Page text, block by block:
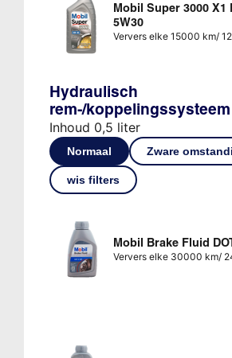
Mobil Super 3000 X1
5W30
Ververs elke 15000 km/
Hydraulisch
rem-/koppelingssysteem
Inhoud 0,5 liter
Normaal Zware
wis filters
Mobil Brake Fluid
Ververs elke 30000 km/